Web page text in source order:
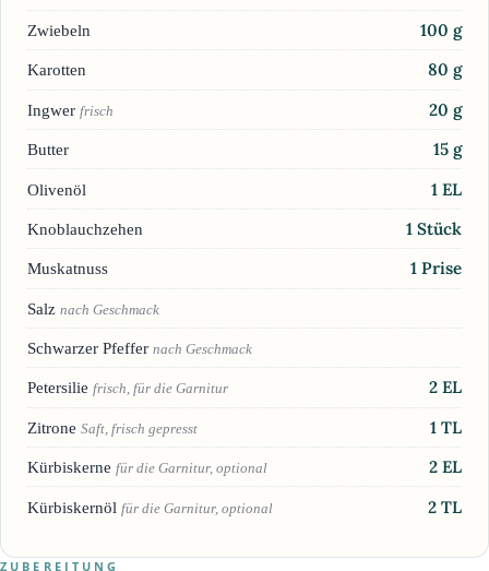
Zwiebeln 100 g
Karotten 80 g
Ingwer frisch 20 g
Butter 15 g
Olivenöl 1 EL
Knoblauchzehen 1 Stück
Muskatnuss 1 Prise
Salz nach Geschmack
Schwarzer Pfeffer nach Geschmack
Petersilie frisch, für die Garnitur 2 EL
Zitrone Saft, frisch gepresst 1 TL
Kürbiskerne für die Garnitur, optional 2 EL
Kürbiskernöl für die Garnitur, optional 2 TL
ZUBEREITUNG